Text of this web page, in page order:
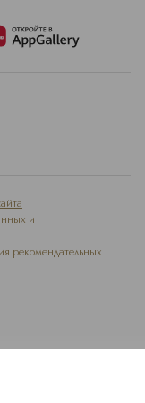
и
рекомендательных